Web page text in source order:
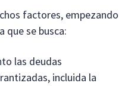
factores, empezando
que se busca:
las deudas
incluida la